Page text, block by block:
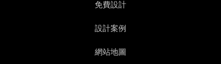
免費設計
設計案例
網站地圖